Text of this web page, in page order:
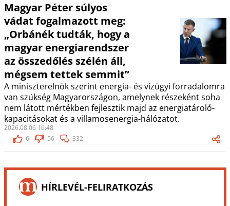
Magyar Péter súlyos
vádat fogalmazott meg:
„Orbánék tudták, hogy a
magyar energiarendszer
az összedőlés szélén áll,
mégsem tettek semmit”
A miniszterelnök szerint energia- és vízügyi forradalomra
van szükség Magyarországon, amelynek részeként soha
nem látott mértékben fejlesztik majd az energiatároló-
kapacitásokat és a villamosenergia-hálózatot.
2026.08.06 16:48
6
56 332
HÍRLEVÉL-FELIRATKOZÁS